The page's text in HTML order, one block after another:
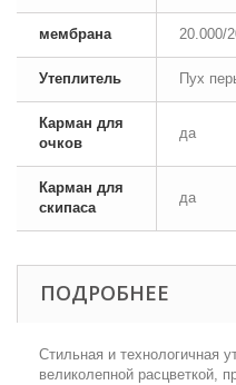
мембрана 20.000/
Утеплитель Пух
Карман для
очков
да
Карман для
скипаса
да
ПОДРОБНЕЕ
Стильная и технологичная
великолепной расцветкой,